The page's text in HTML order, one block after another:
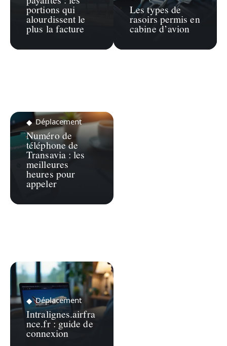
portions qui
alourdissent le
plus la facture
Déplacement
Numéro de
téléphone de
Transavia : les
meilleures
heures pour
appeler
Déplacement
Intralignes.airfra
nce.fr : guide de
connexion
Les types de
rasoirs permis en
cabine d’avion